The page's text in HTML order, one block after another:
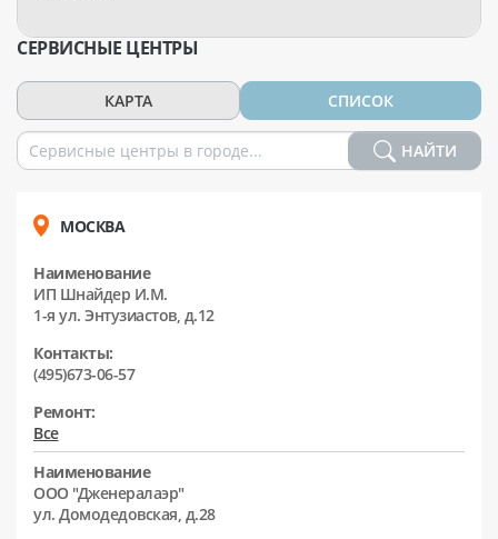
СЕРВИСНЫЕ ЦЕНТРЫ
КАРТА СПИСОК
НАЙТИ
МОСКВА
Наименование
ИП Шнайдер И.М.
1-я ул. Энтузиастов, д.12
Контакты:
(495)673-06-57
Ремонт:
Все
Наименование
ООО "Дженералаэр"
ул. Домодедовская, д.28